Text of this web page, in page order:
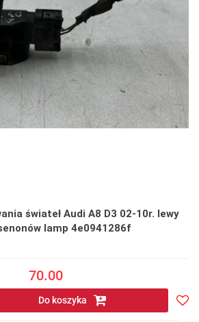
świateł Audi A8 D3 02-10r. lewy
lamp 4e0941286f
70.00
Do koszyka